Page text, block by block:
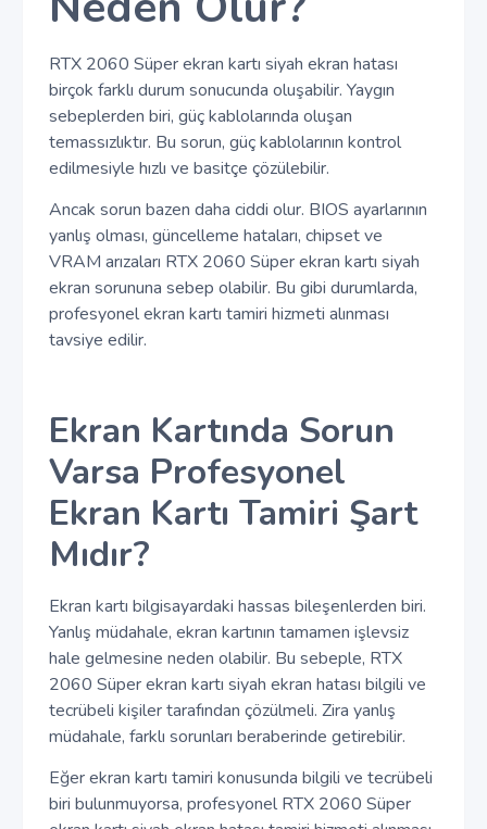
RTX 2060 Süper ekran kartı siyah ekran hatası
birçok farklı durum sonucunda oluşabilir. Yaygın
sebeplerden biri, güç kablolarında oluşan
temassızlıktır. Bu sorun, güç kablolarının kontrol
edilmesiyle hızlı ve basitçe çözülebilir.
Ancak sorun bazen daha ciddi olur. BIOS ayarlarının
yanlış olması, güncelleme hataları, chipset ve
VRAM arızaları RTX 2060 Süper ekran kartı siyah
ekran sorununa sebep olabilir. Bu gibi durumlarda,
profesyonel ekran kartı tamiri hizmeti alınması
tavsiye edilir.
Ekran Kartında Sorun
Varsa Profesyonel
Ekran Kartı Tamiri Şart
Mıdır?
Ekran kartı bilgisayardaki hassas bileşenlerden biri.
Yanlış müdahale, ekran kartının tamamen işlevsiz
hale gelmesine neden olabilir. Bu sebeple, RTX
2060 Süper ekran kartı siyah ekran hatası bilgili ve
tecrübeli kişiler tarafından çözülmeli. Zira yanlış
müdahale, farklı sorunları beraberinde getirebilir.
Eğer ekran kartı tamiri konusunda bilgili ve tecrübeli
biri bulunmuyorsa, profesyonel RTX 2060 Süper